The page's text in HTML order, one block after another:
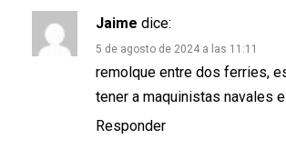
Jaime dice:
5 de agosto de 2024 a las 11:11
remolque entre dos ferries,
tener a maquinistas navales
Responder